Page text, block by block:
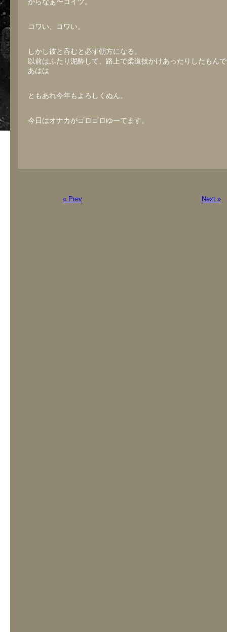
コワい、コワい。
しかし彼と呑むと必ず朝方になる。
以前はふたり泥酔して、路上で柔道技かけあったりしたもん
あはは
ともあれ今年もよろしくぬん。
今日はオナカがゴロゴロゆーてます。
« Prev Next »